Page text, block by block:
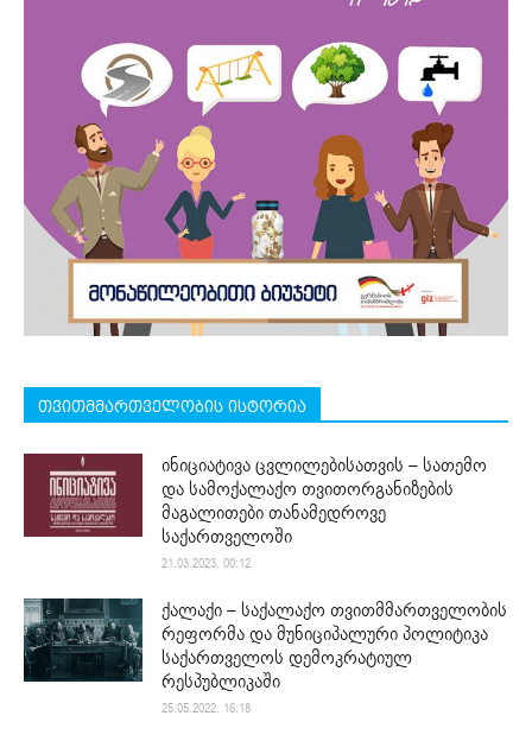
თვითმმართველობის ისტორია
ინიციატივა ცვლილებისათვის – სათემო
და სამოქალაქო თვითორგანიზების
მაგალითები თანამედროვე
საქართველოში
21.03.2023. 00:12
ქალაქი – საქალაქო თვითმმართველობის
რეფორმა და მუნიციპალური პოლიტიკა
საქართველოს დემოკრატიულ
რესპუბლიკაში
25.05.2022. 16:18